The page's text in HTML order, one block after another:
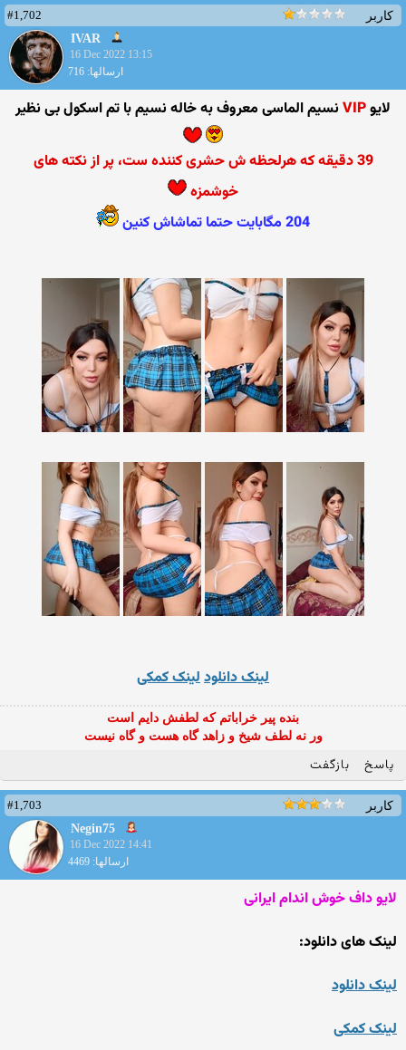
کاربر
#1,702
IVAR
16 Dec 2022 13:15
ارسالها: 716
لایوVIPنسیم الماسی معروف به خاله نسیم با تم اسکول بی نظیر
39 دقیقه که هرلحظه ش حشری کننده ست، پر از نکته های
خوشمزه
204 مگابایت حتما تماشاش کنین
لینک دانلودلینک کمکی
بنده پیر خراباتم که لطفش دایم است
ور نه لطف شیخ و زاهد گاه هست و گاه نیست
پاسخ بازگفت
کاربر
#1,703
Negin75
16 Dec 2022 14:41
ارسالها: 4469
لایو داف خوش اندام ایرانی
لینک های دانلود:
لینک دانلود
لینک کمکی